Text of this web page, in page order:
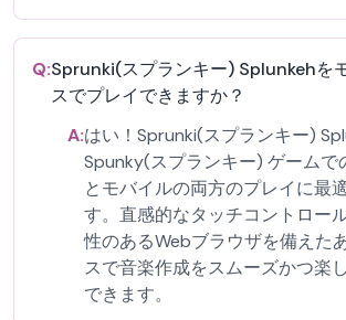
Q:Sprunki(スプランキー) Splunkehを
スでプレイできますか？
A:はい！Sprunki(スプランキー)
Spunky(スプランキー) ゲームで
とモバイルの両方のプレイに最
す。直感的なタッチコントロー
性のあるWebブラウザを備えた
スで音楽作成をスムーズかつ楽
できます。